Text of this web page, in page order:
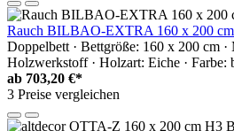
Rauch BILBAO-EXTRA 160 x 200
Doppelbett · Bettgröße: 160 x 200 cm
Holzwerkstoff · Holzart: Eiche · Farbe:
ab 703,20 €*
3 Preise vergleichen